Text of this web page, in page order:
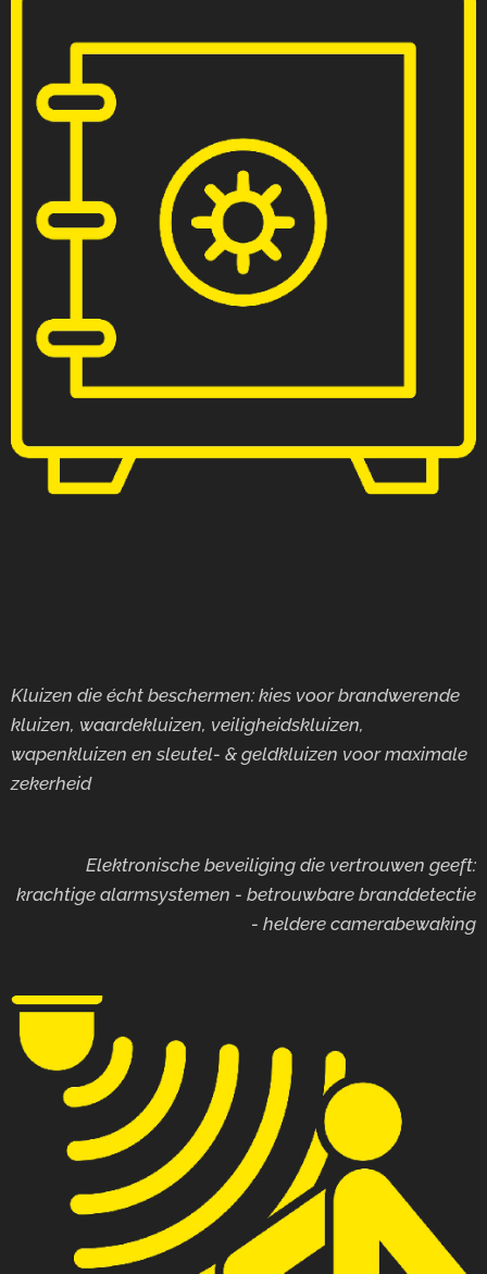
Kluizen die écht beschermen: kies voor brandwerende
kluizen, waardekluizen, veiligheidskluizen,
wapenkluizen en sleutel- & geldkluizen voor maximale
zekerheid
Elektronische beveiliging die vertrouwen geeft:
krachtige alarmsystemen - betrouwbare branddetectie
- heldere camerabewaking